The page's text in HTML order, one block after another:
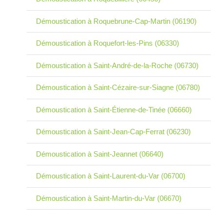
Démoustication à Roquebrune-Cap-Martin (06190)
Démoustication à Roquefort-les-Pins (06330)
Démoustication à Saint-André-de-la-Roche (06730)
Démoustication à Saint-Cézaire-sur-Siagne (06780)
Démoustication à Saint-Étienne-de-Tinée (06660)
Démoustication à Saint-Jean-Cap-Ferrat (06230)
Démoustication à Saint-Jeannet (06640)
Démoustication à Saint-Laurent-du-Var (06700)
Démoustication à Saint-Martin-du-Var (06670)